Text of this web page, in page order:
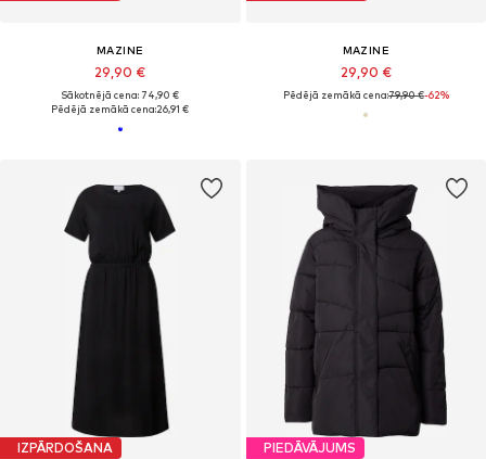
MAZINE
29,90 €
Sākotnējā cena: 74,90 €
Pēdējā zemākā cena:26,91 €
MAZINE
29,90 €
Pēdējā zemākā cena:79,90 €-62%
IZPĀRDOŠANA PIEDĀVĀJUMS